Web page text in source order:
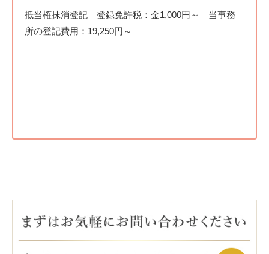
抵当権抹消登記 登録免許税：金1,000円～ 当事務
所の登記費用：19,250円～